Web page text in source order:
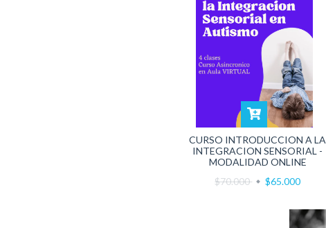
CURSO INTRODUCCION A LA
INTEGRACION SENSORIAL -
MODALIDAD ONLINE
$70.000
$65.000